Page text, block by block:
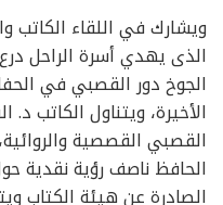
ويشارك في اللقاء الكاتب
الذى يهدي أسرة الراحل
الجوخ دور القصبي في
الأخيرة، ويتناول الكاتب
القصبي القصصية
الحافظ ناصف رؤية نقدية
الصادرة عن هيئة الكتاب